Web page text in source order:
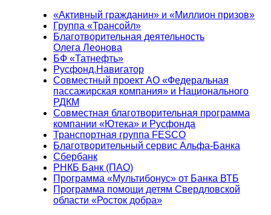
«Активный гражданин» и «Миллион призов»
Группа «Трансойл»
Благотворительная деятельность
Олега Леонова
БФ «Татнефть»
Русфонд.Навигатор
Совместный проект АО «Федеральная
пассажирская компания» и Национального
РДКМ
Совместная благотворительная программа
компании «Ютека» и Русфонда
Транспортная группа FESCO
Благотворительный сервис Альфа-Банка
Сбербанк
РНКБ Банк (ПАО)
Программа «Мультибонус» от Банка ВТБ
Программа помощи детям Свердловской
области «Росток добра»